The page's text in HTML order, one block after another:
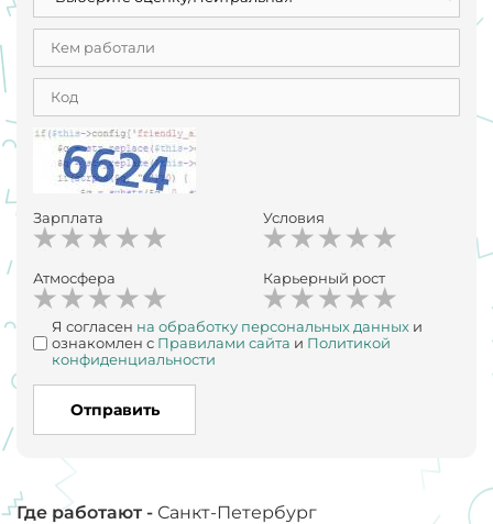
Зарплата Условия
Атмосфера Карьерный рост
Я согласен на обработку персональных данных и
ознакомлен с Правилами сайта и Политикой
конфиденциальности
Отправить
Где работают - Санкт-Петербург